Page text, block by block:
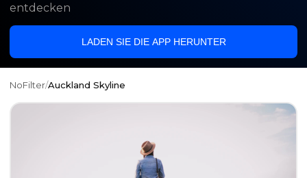
entdecken
LADEN SIE DIE APP HERUNTER
NoFilter/Auckland Skyline